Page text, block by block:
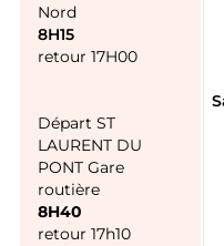
Nord
8H15
retour 17H00
Départ ST
LAURENT DU
PONT Gare
routière
8H40
retour 17h10